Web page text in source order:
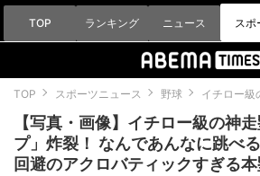
TOP ランキング ニュース スポ
TOP スポーツニュース 野球 イチロー級
【写真・画像】イチロー級の神
プ」炸裂！ なんであんなに跳べ
回避のアクロバティックすぎる